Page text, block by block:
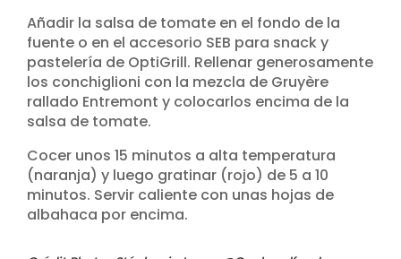
Añadir la salsa de tomate en el fondo de la
fuente o en el accesorio SEB para snack y
pastelería de OptiGrill. Rellenar generosamente
los conchiglioni con la mezcla de Gruyère
rallado Entremont y colocarlos encima de la
salsa de tomate.
Cocer unos 15 minutos a alta temperatura
(naranja) y luego gratinar (rojo) de 5 a 10
minutos. Servir caliente con unas hojas de
albahaca por encima.